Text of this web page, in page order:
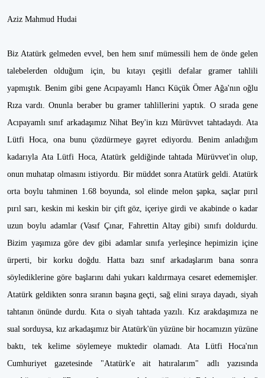
Aziz Mahmud Hudai
Biz Atatürk gelmeden evvel, ben hem sınıf mümessili hem de önde gelen
talebelerden olduğum için, bu kıtayı çeşitli defalar gramer tahlili
yapmıştık. Benim gibi gene Acıpayamlı Hancı Küçük Ömer Ağa'nın oğlu
Rıza vardı. Onunla beraber bu gramer tahlillerini yaptık. O sırada gene
Acıpayamlı sınıf arkadaşımız Nihat Bey'in kızı Mürüvvet tahtadaydı. Ata
Lütfi Hoca, ona bunu çözdürmeye gayret ediyordu. Benim anladığım
kadarıyla Ata Lütfi Hoca, Atatürk geldiğinde tahtada Mürüvvet'in olup,
onun muhatap olmasını istiyordu. Bir müddet sonra Atatürk geldi. Atatürk
orta boylu tahminen 1.68 boyunda, sol elinde melon şapka, saçlar pırıl
pırıl sarı, keskin mi keskin bir çift göz, içeriye girdi ve akabinde o kadar
uzun boylu adamlar (Vasıf Çınar, Fahrettin Altay gibi) sınıfı doldurdu.
Bizim yaşımıza göre dev gibi adamlar sınıfa yerleşince hepimizin içine
ürperti, bir korku doğdu. Hatta bazı sınıf arkadaşlarım bana sonra
söylediklerine göre başlarını dahi yukarı kaldırmaya cesaret edememişler.
Atatürk geldikten sonra sıranın başına geçti, sağ elini sıraya dayadı, siyah
tahtanın önünde durdu. Kıta o siyah tahtada yazılı. Kız arakdaşımıza ne
sual sorduysa, kız arkadaşımız bir Atatürk'ün yüzüne bir hocamızın yüzüne
baktı, tek kelime söylemeye muktedir olamadı. Ata Lütfi Hoca'nın
Cumhuriyet gazetesinde "Atatürk'e ait hatıralarım" adlı yazısında